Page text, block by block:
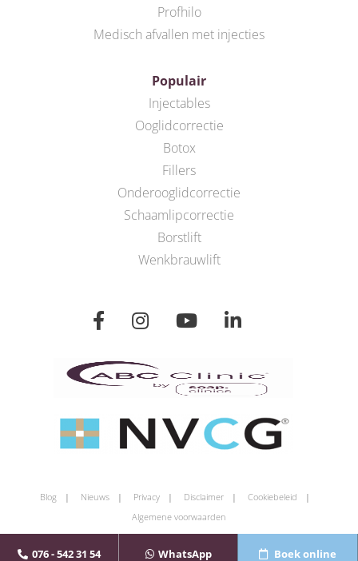
076 - 542 31 54 WhatsApp Boek online
Profhilo
Medisch afvallen met injecties
Populair
Injectables
Ooglidcorrectie
Botox
Fillers
Onderooglidcorrectie
Schaamlipcorrectie
Borstlift
Wenkbrauwlift
Blog Nieuws Privacy Disclaimer
Cookiebeleid
Algemene voorwaarden